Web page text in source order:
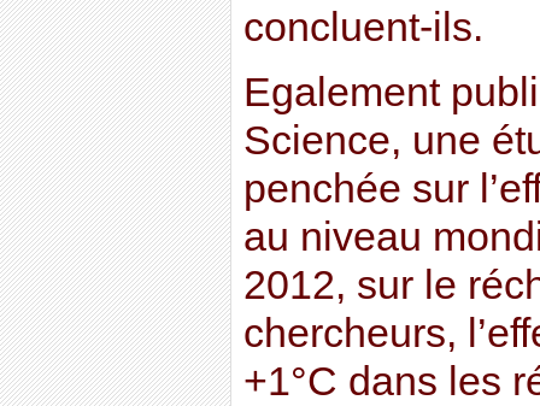
concluent-ils.
Egalement
Science, une
penchée sur
au niveau
2012, sur le
chercheurs,
+1°C dans les